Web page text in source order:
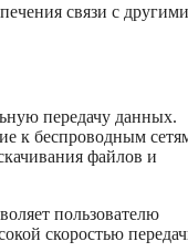
связи с другими
передачу данных.
к беспроводным
файлов и
пользователю
скоростью